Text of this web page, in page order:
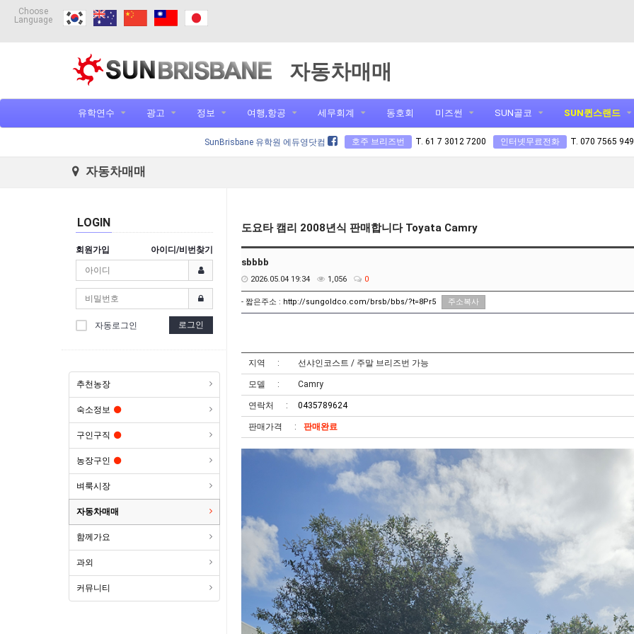
Choose
Language
자동차매매
유학연수 광고 정보 여행,항공 세무회계 동호회 미즈썬 SUN골코 SUN퀸스랜드
SunBrisbane 유학원 에듀영닷컴 호주 브리즈번 T. 61 7 3012 7200 인터넷무료전화 T. 070 7565
자동차매매
LOGIN
회원가입 아이디/비번찾기
자동로그인 로그인
추천농장
숙소정보
구인구직
농장구인
벼룩시장
자동차매매
함께가요
과외
커뮤니티
도요타 캠리 2008년식 판매합니다 Toyata Camry
sbbbb
2026.05.04 19:34 1,056 0
- 짧은주소 : http://sungoldco.com/brsb/bbs/?t=8Pr5 주소복사
지역 선샤인코스트 / 주말 브리즈번 가능
모델 Camry
연락처 0435789624
판매가격 판매완료